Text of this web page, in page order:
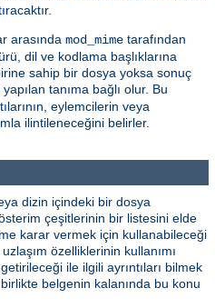
arasında mod_mime tarafından
dil ve kodlama başlıklarına
sahip bir dosya yoksa sonuç
tanıma bağlı olur. Bu
eylemcilerin veya
ilintileneceğini belirler.
dizin içindeki bir dosya
çeşitlerinin bir listesini elde
karar vermek için kullanabileceği
özelliklerinin kullanımı
ile ilgili ayrıntıları bilmek
belgenin kalanında bu konu